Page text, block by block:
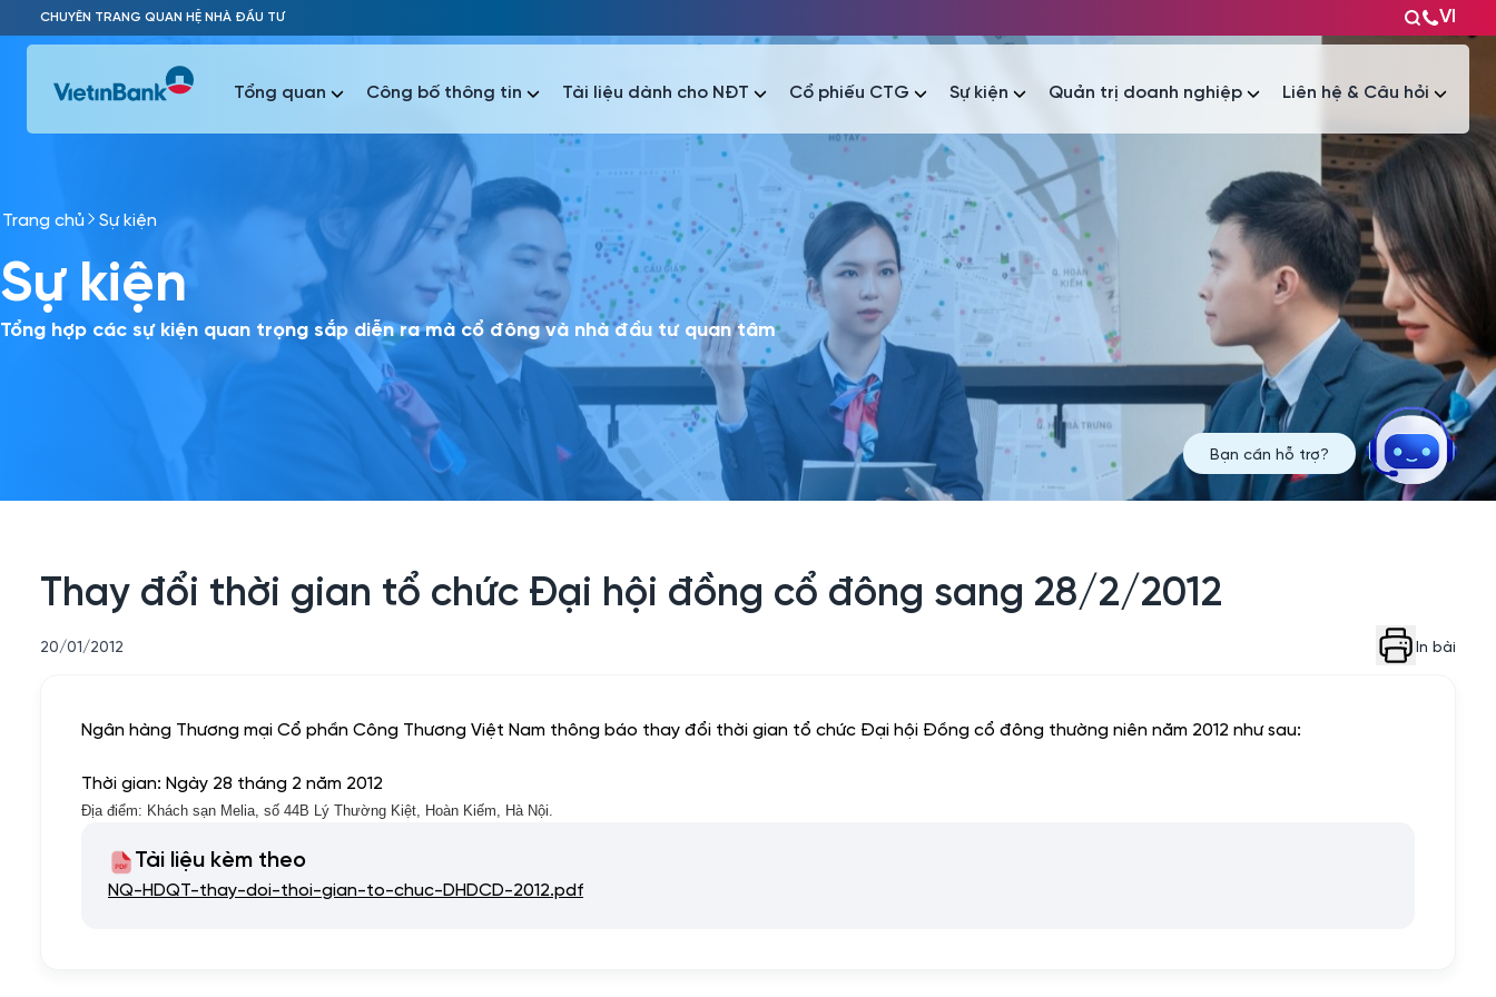
Skip to Main Content
CHUYÊN TRANG QUAN HỆ NHÀ ĐẦU TƯ VI
Phổ biến nhất
Báo cáo tài chính Thông tin giao dịch Công bố thông tin Sự kiện
Tổng quan Công bố thông tin Tài liệu dành cho NĐT Cổ phiếu CTG Sự kiện Quản trị doanh nghiệp Liên hệ & Câu hỏi
Phổ biến nhất
Thông tin giao dịch Công bố thông tin Tài liệu
Trang chủ Sự kiện
Sự kiện
Tổng hợp các sự kiện quan trọng sắp diễn ra mà cổ đông và nhà đầu tư quan tâm
Thay đổi thời gian tổ chức Đại hội đồng cổ đông sang 28/2/2012
20/01/2012 In bài
Ngân hàng Thương mại Cổ phần Công Thương Việt Nam thông báo thay đổi thời gian tổ chức Đại hội Đồng cổ đông thường niên năm 2012 như sau:
Thời gian: Ngày 28 tháng 2 năm 2012
Địa điểm: Khách sạn Melia, số 44B Lý Thường Kiệt, Hoàn Kiếm, Hà Nội.
Tài liệu kèm theo
NQ-HDQT-thay-doi-thoi-gian-to-chuc-DHDCD-2012.pdf
Bạn cần hỗ trợ?